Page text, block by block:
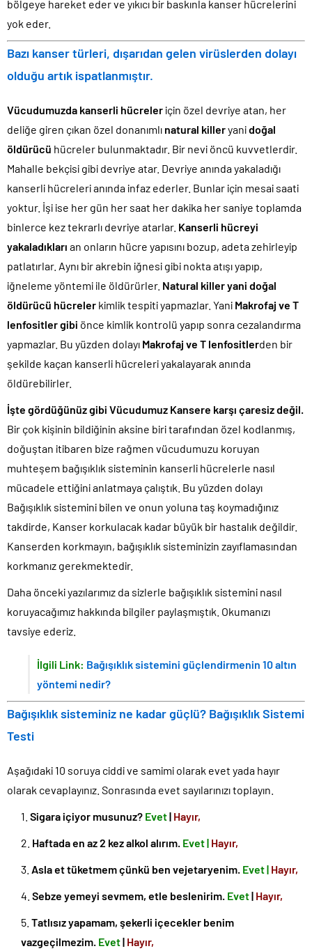
bölgeye hareket eder ve yıkıcı bir baskınla kanser hücrelerini
yok eder.
Bazı kanser türleri, dışarıdan gelen virüslerden dolayı
olduğu artık ispatlanmıştır.
Vücudumuzda kanserli hücreler için özel devriye atan, her
deliğe giren çıkan özel donanımlı natural killeryanidoğal
öldürücü hücreler bulunmaktadır. Bir nevi öncü kuvvetlerdir.
Mahalle bekçisi gibi devriye atar. Devriye anında yakaladığı
kanserli hücreleri anında infaz ederler. Bunlar için mesai saati
yoktur. İşi ise her gün her saat her dakika her saniye toplamda
binlerce kez tekrarlı devriye atarlar. Kanserli hücreyi
yakaladıkları an onların hücre yapısını bozup, adeta zehirleyip
patlatırlar. Aynı bir akrebin iğnesi gibi nokta atışı yapıp,
iğneleme yöntemi ile öldürürler. Natural killer yani doğal
öldürücü hücreler kimlik tespiti yapmazlar. Yani Makrofaj ve T
lenfositler gibi önce kimlik kontrolü yapıp sonra cezalandırma
yapmazlar. Bu yüzden dolayı Makrofaj ve T lenfositlerden bir
şekilde kaçan kanserli hücreleri yakalayarak anında
öldürebilirler.
İşte gördüğünüz gibi Vücudumuz Kansere karşı çaresiz değil.
Bir çok kişinin bildiğinin aksine biri tarafından özel kodlanmış,
doğuştan itibaren bize rağmen vücudumuzu koruyan
muhteşem bağışıklık sisteminin kanserli hücrelerle nasıl
mücadele ettiğini anlatmaya çalıştık. Bu yüzden dolayı
Bağışıklık sistemini bilen ve onun yoluna taş koymadığınız
takdirde, Kanser korkulacak kadar büyük bir hastalık değildir.
Kanserden korkmayın, bağışıklık sisteminizin zayıflamasından
korkmanız gerekmektedir.
Daha önceki yazılarımız da sizlerle bağışıklık sistemini nasıl
koruyacağımız hakkında bilgiler paylaşmıştık. Okumanızı
tavsiye ederiz.
İlgili Link: Bağışıklık sistemini güçlendirmenin 10 altın
yöntemi nedir?
Bağışıklık sisteminiz ne kadar güçlü? Bağışıklık Sistemi
Testi
Aşağıdaki 10 soruya ciddi ve samimi olarak evet yada hayır
olarak cevaplayınız. Sonrasında evet sayılarınızı toplayın.
Sigara içiyor musunuz? Evet| Hayır,
Haftada en az 2 kez alkol alırım. Evet | Hayır,
Asla et tüketmem çünkü ben vejetaryenim. Evet | Hayır,
Sebze yemeyi sevmem, etle beslenirim. Evet| Hayır,
Tatlısız yapamam, şekerli içecekler benim
vazgeçilmezim. Evet| Hayır,